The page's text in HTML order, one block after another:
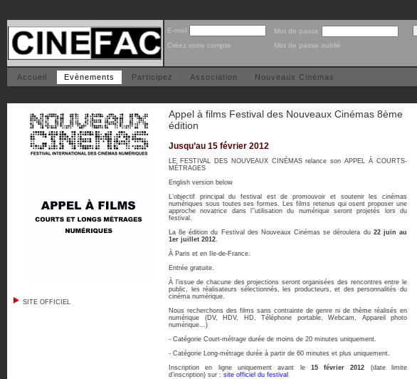
E-mail
Mot de passe
Créez votre compte
Mot de passe oublié
Accueil Evènements Participez Association Nouveaux Cinémas
SITE OFFICIEL
Appel à films Festival des Nouveaux Cinémas 8ème
édition
Jusqu’au 15 février 2012
LE FESTIVAL DES NOUVEAUX CINÉMAS relance son APPEL À COURTS-
MÉTRAGES
English version below
L’objectif principal du festival est de promouvoir et soutenir les cinémas
numériques sous toutes ses formes. Les films retenus qui osent proposer une
approche novatrice dans l’’utilisation du numérique seront projetés lors du
festival.
La 8e édition du Festival des Nouveaux Cinémas se déroulera du 22 juin au
1er juillet 2012.
À Paris et en Ile-de-France.
Entrée gratuite.
À l’issue de chacune des projections seront organisées des rencontres entre le
public, les réalisateurs sélectionnés, les producteurs, et des personnalités du
cinéma numérique.
Nous recherchons des films sans contrainte de genre ni de thème réalisés en
numérique (DV, HDV, HD, Téléphone portable, Webcam, Appareil photo
numérique...)
- Catégorie Court-métrage durée de moins de 20 minutes uniquement.
- Catégorie Long-métrage durée à partir de 60 minutes et plus uniquement.
Inscription en ligne uniquement avant le 15 février 2012 (date limite
d’inscription) sur : site officiel du festival